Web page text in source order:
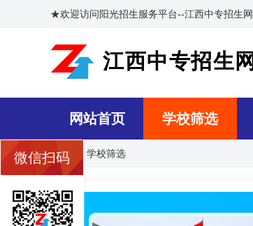
★欢迎访问阳光招生服务平台--江西中专招生
江西中专招生网
网站首页 学校筛选
首页 学校筛选
微信扫码